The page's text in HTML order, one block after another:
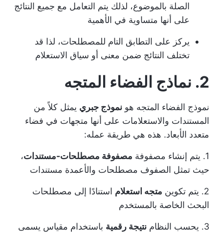
الصلة بالموضوع، لذلك يتم التعامل مع جميع النتائج
على أنها متساوية في الأهمية
يركز على التطابق التام للمصطلحات، لذا قد
تختلف النتائج ضمن معنى أو سياق الاستعلام
2. نماذج الفضاء المتجه
نموذج الفضاء المتجه هو نموذج جبري يمثل كلاً من
المستندات والاستعلامات على أنها متجهات في فضاء
متعدد الأبعاد. هذه هي طريقة عمله:
1. يتم إنشاء مصفوفة مصفوفة مصطلحات-مستندات،
حيث تمثل الصفوف مصطلحات والأعمدة مستندات
2. يتم تكوين متجه استعلام استنادًا إلى مصطلحات
البحث الخاصة بالمستخدم
3. يحسب النظام نتيجة رقمية باستخدام مقياس يسمى